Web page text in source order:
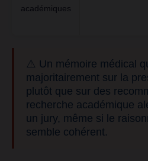
académiques
⚠️ Un mémoire médical
majoritairement sur la
plutôt que sur des
recherche académique
un jury, même si le
semble cohérent.